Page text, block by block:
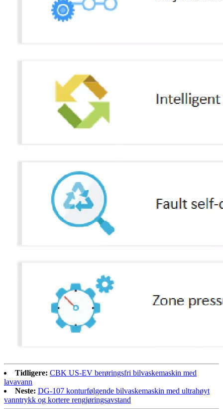
Tidligere: CBK US-EV berøringsfri bilvaskemaskin med
lavavann
Neste: DG-107 konturfølgende bilvaskemaskin med ultrahøyt
vanntrykk og kortere rengjøringsavstand